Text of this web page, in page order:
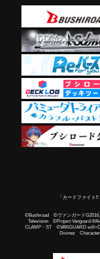
「カードファイト
©Bushiroad ©ヴァンガードG2016
Television ©Project Vanguard if/
CLAMP・ST ©VANGUARD
Divinez Character